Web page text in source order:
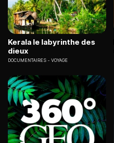
Kerala le labyrinthe des
dieux
DOCUMENTAIRES VOYAGE